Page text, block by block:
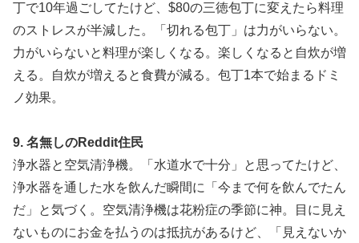
丁で10年過ごしてたけど、$80の三徳包丁に変えたら料理
のストレスが半減した。「切れる包丁」は力がいらない。
力がいらないと料理が楽しくなる。楽しくなると自炊が増
える。自炊が増えると食費が減る。包丁1本で始まるドミ
ノ効果。
9. 名無しのReddit住民
浄水器と空気清浄機。「水道水で十分」と思ってたけど、
浄水器を通した水を飲んだ瞬間に「今まで何を飲んでたん
だ」と気づく。空気清浄機は花粉症の季節に神。目に見え
ないものにお金を払うのは抵抗があるけど、「見えないか